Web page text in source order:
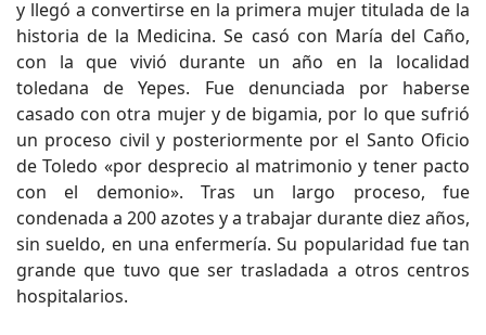
y llegó a convertirse en la primera mujer titulada de la
historia de la Medicina. Se casó con María del Caño,
con la que vivió durante un año en la localidad
toledana de Yepes. Fue denunciada por haberse
casado con otra mujer y de bigamia, por lo que sufrió
un proceso civil y posteriormente por el Santo Oficio
de Toledo «por desprecio al matrimonio y tener pacto
con el demonio». Tras un largo proceso, fue
condenada a 200 azotes y a trabajar durante diez años,
sin sueldo, en una enfermería. Su popularidad fue tan
grande que tuvo que ser trasladada a otros centros
hospitalarios.